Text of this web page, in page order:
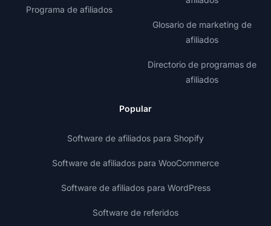
Programa de afiliados
Glosario de marketing de
afiliados
Directorio de programas de
afiliados
Popular
Software de afiliados para Shopify
Software de afiliados para WooCommerce
Software de afiliados para WordPress
Software de referidos